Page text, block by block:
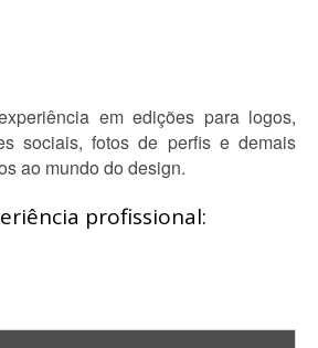
em edições para logos,
sociais, fotos de perfis e demais
ao mundo do design.
profissional: